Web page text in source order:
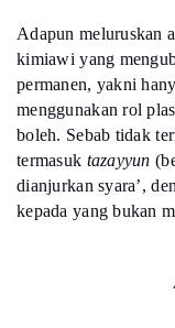
Adapun meluruskan
kimiawi yang
permanen, yakni
menggunakan rol
boleh. Sebab tidak
termasuk tazayyun
dianjurkan syara’,
kepada yang bukan